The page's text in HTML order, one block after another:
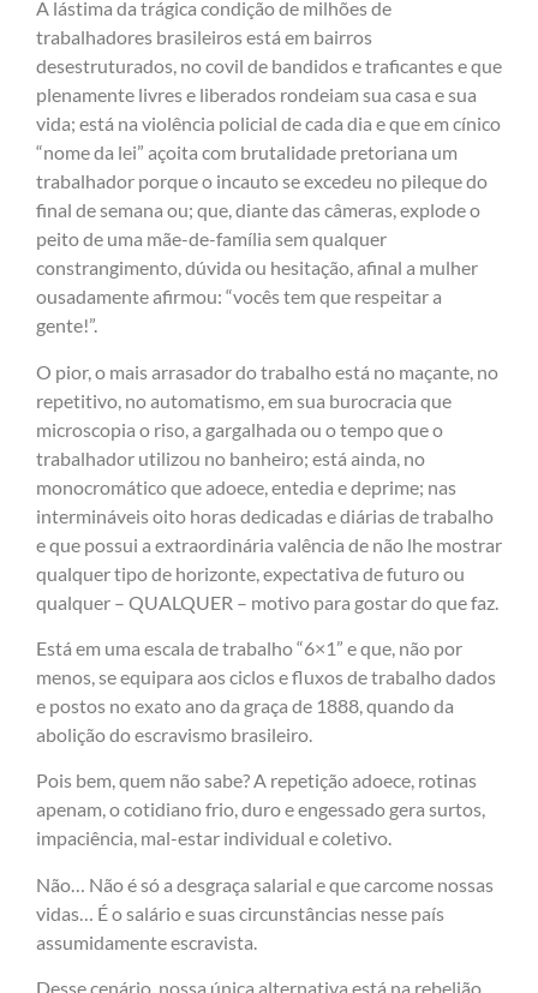
A lástima da trágica condição de milhões de
trabalhadores brasileiros está em bairros
desestruturados, no covil de bandidos e traficantes e que
plenamente livres e liberados rondeiam sua casa e sua
vida; está na violência policial de cada dia e que em cínico
“nome da lei” açoita com brutalidade pretoriana um
trabalhador porque o incauto se excedeu no pileque do
final de semana ou; que, diante das câmeras, explode o
peito de uma mãe-de-família sem qualquer
constrangimento, dúvida ou hesitação, afinal a mulher
ousadamente afirmou: “vocês tem que respeitar a
gente!”.
O pior, o mais arrasador do trabalho está no maçante, no
repetitivo, no automatismo, em sua burocracia que
microscopia o riso, a gargalhada ou o tempo que o
trabalhador utilizou no banheiro; está ainda, no
monocromático que adoece, entedia e deprime; nas
intermináveis oito horas dedicadas e diárias de trabalho
e que possui a extraordinária valência de não lhe mostrar
qualquer tipo de horizonte, expectativa de futuro ou
qualquer – QUALQUER – motivo para gostar do que faz.
Está em uma escala de trabalho “6×1” e que, não por
menos, se equipara aos ciclos e fluxos de trabalho dados
e postos no exato ano da graça de 1888, quando da
abolição do escravismo brasileiro.
Pois bem, quem não sabe? A repetição adoece, rotinas
apenam, o cotidiano frio, duro e engessado gera surtos,
impaciência, mal-estar individual e coletivo.
Não… Não é só a desgraça salarial e que carcome nossas
vidas… É o salário e suas circunstâncias nesse país
assumidamente escravista.
Desse cenário, nossa única alternativa está na rebelião,